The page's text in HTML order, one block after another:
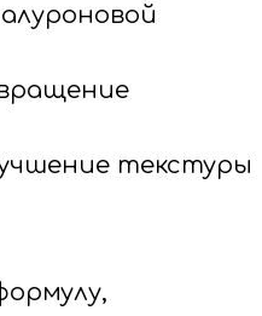
текстуры